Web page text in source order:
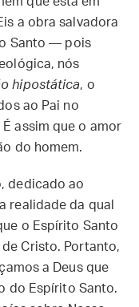
a obra salvadora
Santo — pois
nós
hipostática, o
ao Pai no
assim que o amor
do homem.
dedicado ao
realidade da qual
o Espírito Santo
Cristo. Portanto,
a Deus que
do Espírito Santo.